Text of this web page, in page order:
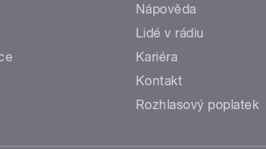
Nápověda
Lidé v rádiu
Kariéra
Kontakt
Rozhlasový poplatek